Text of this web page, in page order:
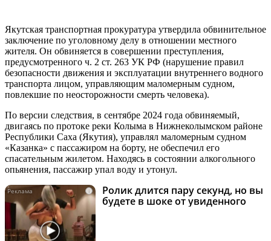
Якутская транспортная прокуратура утвердила обвинительное
заключение по уголовному делу в отношении местного
жителя. Он обвиняется в совершении преступления,
предусмотренного ч. 2 ст. 263 УК РФ (нарушение правил
безопасности движения и эксплуатации внутреннего водного
транспорта лицом, управляющим маломерным судном,
повлекшие по неосторожности смерть человека).
По версии следствия, в сентябре 2024 года обвиняемый,
двигаясь по протоке реки Колыма в Нижнеколымском районе
Республики Саха (Якутия), управлял маломерным судном
«Казанка» с пассажиром на борту, не обеспечил его
спасательным жилетом. Находясь в состоянии алкогольного
опьянения, пассажир упал воду и утонул.
i
Ролик длится пару секунд, но вы
будете в шоке от увиденного